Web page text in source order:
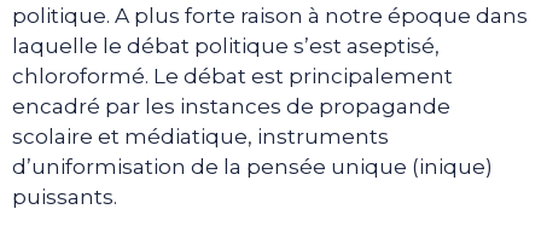
politique. A plus forte raison à notre époque dans
laquelle le débat politique s’est aseptisé,
chloroformé. Le débat est principalement
encadré par les instances de propagande
scolaire et médiatique, instruments
d’uniformisation de la pensée unique (inique)
puissants.